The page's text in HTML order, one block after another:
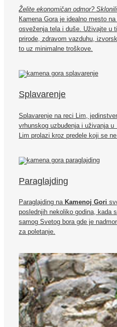
Želite ekonomičan odmor?
Кamenа Gorа je idealno mesto
osveženja tela i duše. Uživajte u
prirode, zdravom vazduhu,
to uz minimalne troškove.
Splavarenje
Splavarenje na reci Lim,
vrhunskog uzbuđenja i uživanja
Lim prolazi kroz predele koji se
Paraglajding
Paraglajding na Kamenoj Gori
poslednjih nekoliko godina, kada
samog Svetog bora gde je
za poletanje.